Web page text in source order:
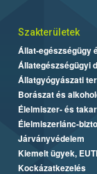
Szakterületek
Állat-egészségügy
Állategészségügyi
Állatgyógyászati
Borászat és
Élelmiszer- és
Élelmiszerlánc-
Járványvédelem
Kiemelt ügyek,
Kockázatkezelés